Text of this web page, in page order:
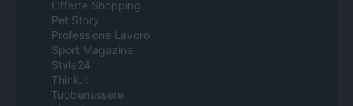
Offerte Shopping
Pet Story
Professione Lavoro
Sport Magazine
Style24
Think.it
Tuobenessere